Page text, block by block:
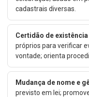
cadastrais diversas.
Certidão de
próprios para verificar
vontade; orienta
Mudança de nome e
previsto em lei;